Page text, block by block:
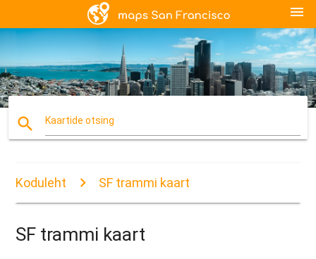
menu
search Kaartide otsing
Koduleht SF trammi kaart
SF trammi kaart